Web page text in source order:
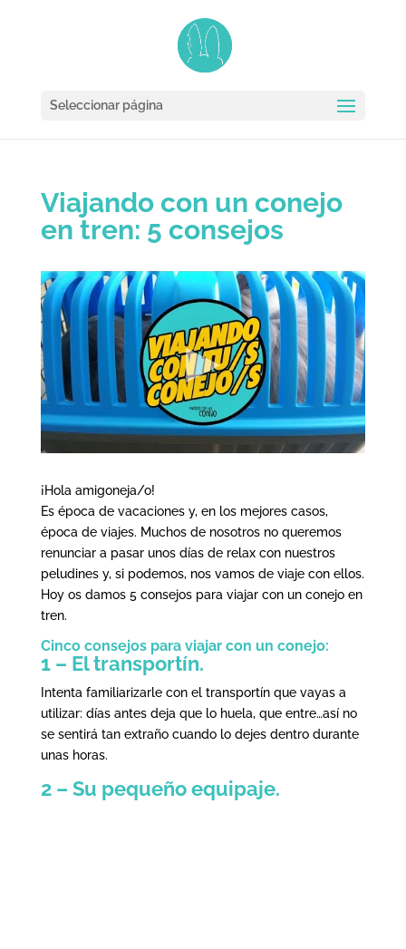
Seleccionar página
Viajando con un conejo
en tren: 5 consejos
¡Hola amigoneja/o!
Es época de vacaciones y, en los mejores casos,
época de viajes. Muchos de nosotros no queremos
renunciar a pasar unos días de relax con nuestros
peludines y, si podemos, nos vamos de viaje con ellos.
Hoy os damos 5 consejos para viajar con un conejo en
tren.
Cinco consejos para viajar con un conejo:
1 – El transportín.
Intenta familiarizarle con el transportín que vayas a
utilizar: días antes deja que lo huela, que entre…así no
se sentirá tan extraño cuando lo dejes dentro durante
unas horas.
2 – Su pequeño equipaje.